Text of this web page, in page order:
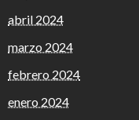
abril 2024
marzo 2024
febrero 2024
enero 2024